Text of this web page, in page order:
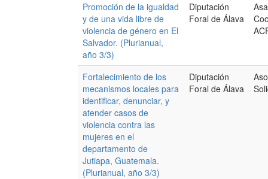
Promoción de la igualdad
y de una vida libre de
violencia de género en El
Salvador. (Plurianual,
año 3/3)
Diputación
Foral de Álava
Fortalecimiento de los
mecanismos locales para
identificar, denunciar, y
atender casos de
violencia contra las
mujeres en el
departamento de
Jutiapa, Guatemala.
(Plurianual, año 3/3)
Diputación
Foral de Álava